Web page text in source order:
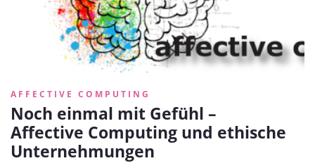
AFFECTIVE COMPUTING
Noch einmal mit Gefühl –
Affective Computing und ethische
Unternehmungen